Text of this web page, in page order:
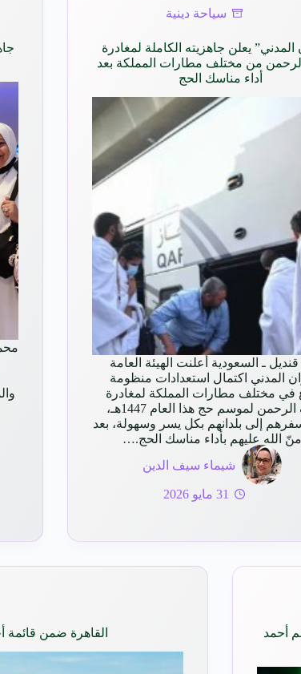
سياحة دينية
المدني” يعلن جاهزيته الكاملة لمغادرة
من مختلف مطارات المملكة بعد
أداء مناسك الحج
ـ السعودية أعلنت الهيئة العامة
المدني اكتمال استعدادات منظومة
في مختلف مطارات المملكة لمغادرة
ضيوف الرحمن لموسم حج هذا العام 1447هـ،
إلى بلدانهم بكل يسر وسهولة، بعد
منّ الله عليهم بأداء مناسك الحج.…
شيماء سيف الدين
31 مايو 2026
أحمد
القاهرة ضمن قائمة